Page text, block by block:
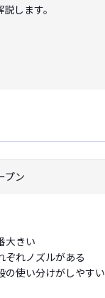
します。
プン
大きい
ぞれノズルがある
の使い分けがしやすい